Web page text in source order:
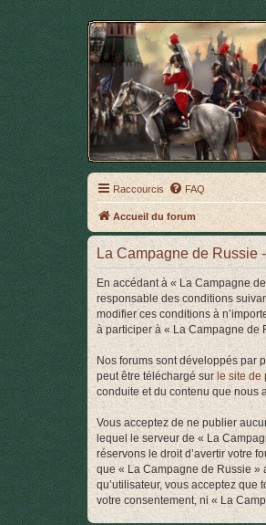
Raccourcis FAQ
Accueil du forum
La Campagne de Russie
En accédant à « La Campagne
responsable des conditions
modifier ces conditions à
à participer à « La Campagne de
Nos forums sont développés par
peut être téléchargé sur le site de
conduite et du contenu que nous
Vous acceptez de ne publier
lequel le serveur de « La
réservons le droit d’avertir votre
que « La Campagne de Russie »
qu’utilisateur, vous acceptez
votre consentement, ni « La